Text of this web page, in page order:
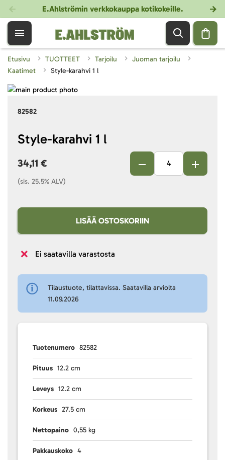
E.Ahlströmin verkkokauppa kotikokeille.
Etusivu TUOTTEET Tarjoilu
Juoman tarjoilu
Kaatimet
Style-karahvi 1 l
82582
Style-karahvi 1 l
34,11 €
(sis. 25.5% ALV)
LISÄÄ OSTOSKORIIN
Ei saatavilla varastosta
Tilaustuote, tilattavissa. Saatavilla arviolta
11.09.2026
Tuotenumero 82582
Pituus 12.2 cm
Leveys 12.2 cm
Korkeus 27.5 cm
Nettopaino 0,55 kg
Pakkauskoko 4
Skip
images
beginning
gallery